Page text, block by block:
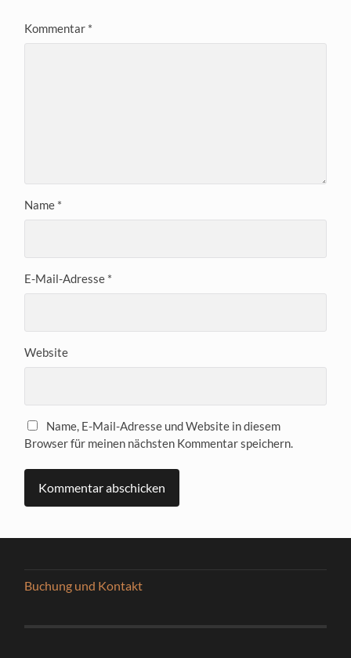
Kommentar *
Name *
E-Mail-Adresse *
Website
Name, E-Mail-Adresse und Website in diesem
Browser für meinen nächsten Kommentar speichern.
Buchung und Kontakt